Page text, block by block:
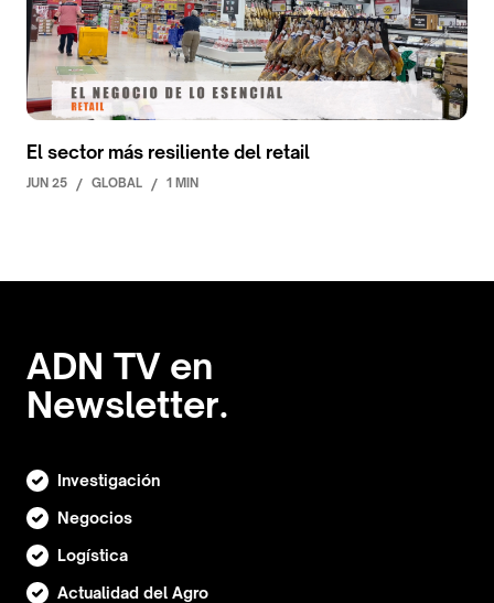
El sector más resiliente del retail
JUN 25 / GLOBAL / 1 MIN
ADN TV en
Newsletter.
Investigación
Negocios
Logística
Actualidad del Agro